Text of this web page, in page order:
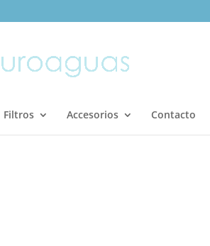
Filtros Accesorios Contacto